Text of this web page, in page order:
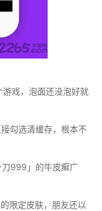
戏，泡面还没泡好就
勾选清缓存，根本不
999」的牛皮癣广
限定皮肤，朋友还以